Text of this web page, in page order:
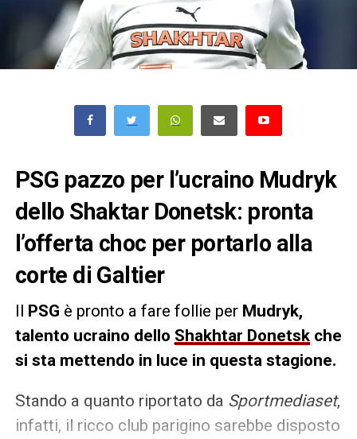
PSG pazzo per l’ucraino Mudryk
dello Shaktar Donetsk: pronta
l’offerta choc per portarlo alla
corte di Galtier
Il PSG è pronto a fare follie per Mudryk,
talento ucraino dello Shakhtar Donetskche
si sta mettendo in luce in questa stagione.
Stando a quanto riportato da Sportmediaset,
infatti, il ricco club parigino sarebbe disposto